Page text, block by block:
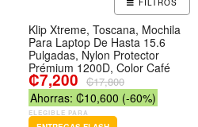
FILTROS
Klip Xtreme, Toscana, Mochila
Para Laptop De Hasta 15.6
Pulgadas, Nylon Protector
Prémium 1200D, Color Café
₡7,200 ₡17,800
Ahorras: ₡10,600 (-60%)
ELEGIBLE PARA